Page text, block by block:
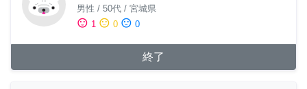
男性 / 50代 / 宮城県
sentiment_satisfied 1 sentiment_neutral 0 sentiment_dissatisfied 0
終了